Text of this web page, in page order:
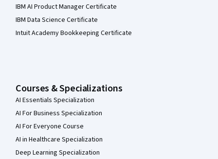
IBM AI Product Manager Certificate
IBM Data Science Certificate
Intuit Academy Bookkeeping Certificate
Courses & Specializations
AI Essentials Specialization
AI For Business Specialization
AI For Everyone Course
AI in Healthcare Specialization
Deep Learning Specialization